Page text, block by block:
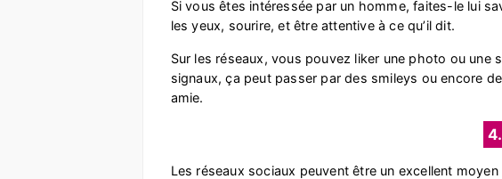
Si vous êtes intéressée par un homme, faites-le lui
les yeux, sourire, et être attentive à ce qu’il dit.
Sur les réseaux, vous pouvez liker une photo ou
signaux, ça peut passer par des smileys ou encore
amie.
Les réseaux sociaux peuvent être un excellent